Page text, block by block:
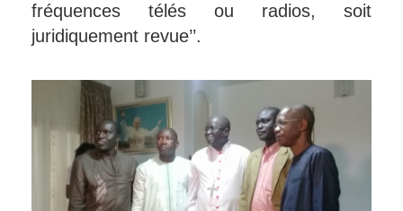
fréquences télés ou radios, soit
juridiquement revue’’.